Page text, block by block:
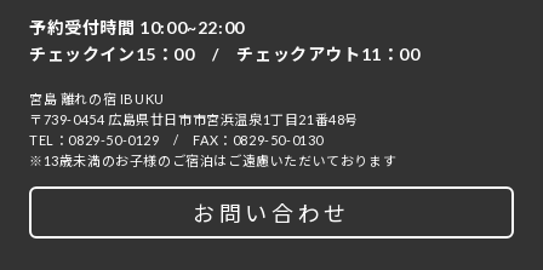
予約受付時間 10:00~22:00
チェックイン15：00 / チェックアウト11：00
宮島 離れの宿 IBUKU
〒739-0454 広島県廿日市市宮浜温泉1丁目21番48号
TEL： 0829-50-0129 / FAX：0829-50-0130
※13歳未満のお子様のご宿泊はご遠慮いただいております
お問い合わせ